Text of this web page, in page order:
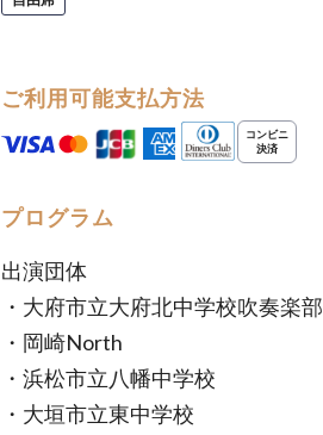
ご利用可能支払方法
プログラム
出演団体
・大府市立大府北中学校吹奏楽部
・岡崎North
・浜松市立八幡中学校
・大垣市立東中学校